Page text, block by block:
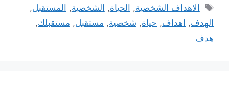
الوسوم
الاهداف الشخصية, الحياة, الشخصية, المستقبل,
الهدف, اهداف, حياة, شخصية, مستقبل, مستقبلك,
هدف